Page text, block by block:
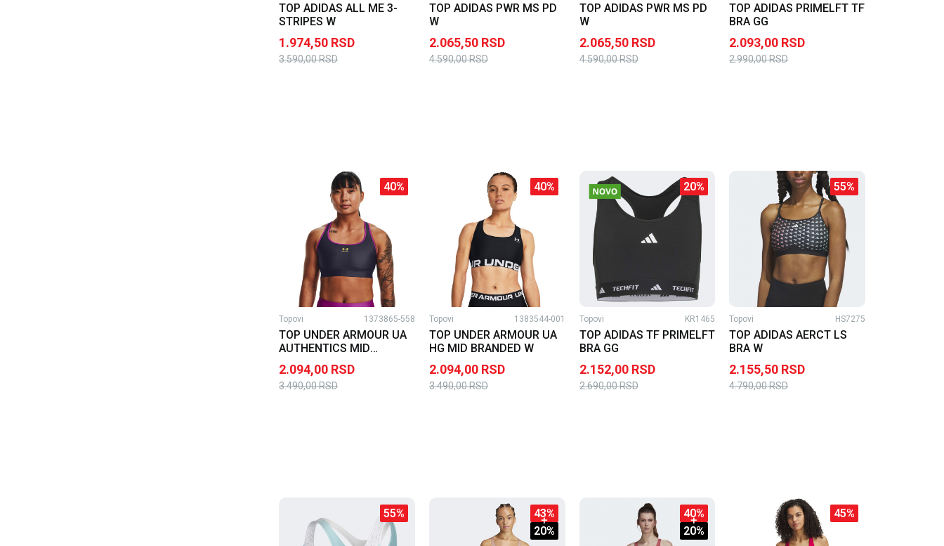
TOP ADIDAS ALL ME 3-
STRIPES W
1.974,50 RSD
3.590,00RSD
TOP ADIDAS PWR MS PD
W
2.065,50 RSD
4.590,00RSD
TOP ADIDAS PWR MS PD
W
2.065,50 RSD
4.590,00RSD
TOP ADIDAS PRIMELFT TF
BRA GG
2.093,00 RSD
2.990,00RSD
40%
Topovi 1373865-558
TOP UNDER ARMOUR UA
AUTHENTICS MID
PADLESS W
2.094,00 RSD
3.490,00RSD
40%
Topovi 1383544-001
TOP UNDER ARMOUR UA
HG MID BRANDED W
2.094,00 RSD
3.490,00RSD
20%
Topovi KR1465
TOP ADIDAS TF PRIMELFT
BRA GG
2.152,00 RSD
2.690,00RSD
55%
Topovi HS7275
TOP ADIDAS AERCT LS
BRA W
2.155,50 RSD
4.790,00RSD
55% 43%
20%
40%
20%
45%